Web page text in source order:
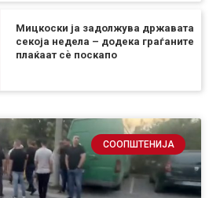
Мицкоски ја задолжува државата
секоја недела – додека граѓаните
плаќаат сѐ поскапо
СООПШТЕНИЈА